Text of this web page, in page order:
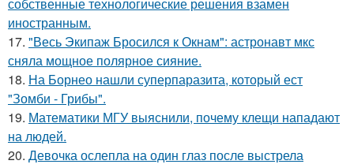
собственные технологические решения взамен
иностранным.
17. "Весь Экипаж Бросился к Окнам": астронавт мкс
сняла мощное полярное сияние.
18. На Борнео нашли суперпаразита, который ест
"Зомби - Грибы".
19. Математики МГУ выяснили, почему клещи нападают
на людей.
20. Девочка ослепла на один глаз после выстрела